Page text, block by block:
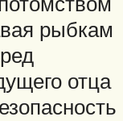
рыбкам
отца